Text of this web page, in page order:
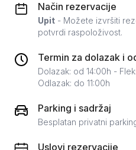
Način rezervacije
Upit - Možete izvršiti
potvrdi raspoloživost.
Termin za dolazak i
Dolazak: od 14:00h -
Odlazak: do 11:00h
Parking i sadržaj
Besplatan privatni
Uslovi rezervacije